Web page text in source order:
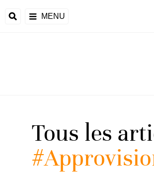
MENU
Tous les